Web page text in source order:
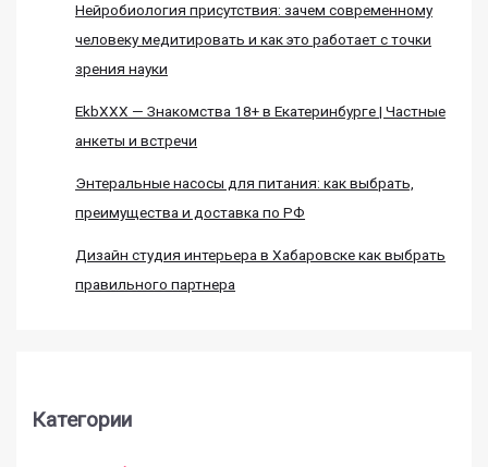
Нейробиология присутствия: зачем современному
человеку медитировать и как это работает с точки
зрения науки
EkbXXX — Знакомства 18+ в Екатеринбурге | Частные
анкеты и встречи
Энтеральные насосы для питания: как выбрать,
преимущества и доставка по РФ
Дизайн студия интерьера в Хабаровске как выбрать
правильного партнера
Категории